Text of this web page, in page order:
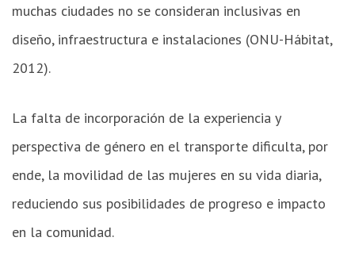
muchas ciudades no se consideran inclusivas en
diseño, infraestructura e instalaciones (ONU-Hábitat,
2012).
La falta de incorporación de la experiencia y
perspectiva de género en el transporte dificulta, por
ende, la movilidad de las mujeres en su vida diaria,
reduciendo sus posibilidades de progreso e impacto
en la comunidad.